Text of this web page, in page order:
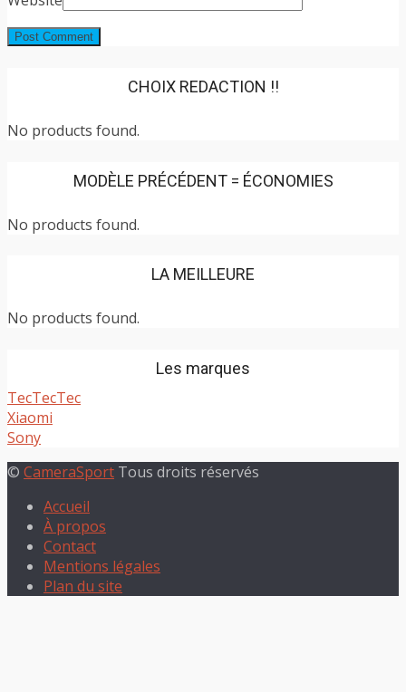
CHOIX REDACTION !!
No products found.
MODÈLE PRÉCÉDENT = ÉCONOMIES
No products found.
LA MEILLEURE
No products found.
Les marques
TecTecTec
Xiaomi
Sony
© CameraSport Tous droits réservés
Accueil
À propos
Contact
Mentions légales
Plan du site